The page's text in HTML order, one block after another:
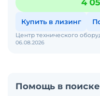
Ло
4
Купить в лизинг
06.08.2026
Центр технического
Помощь в поиске